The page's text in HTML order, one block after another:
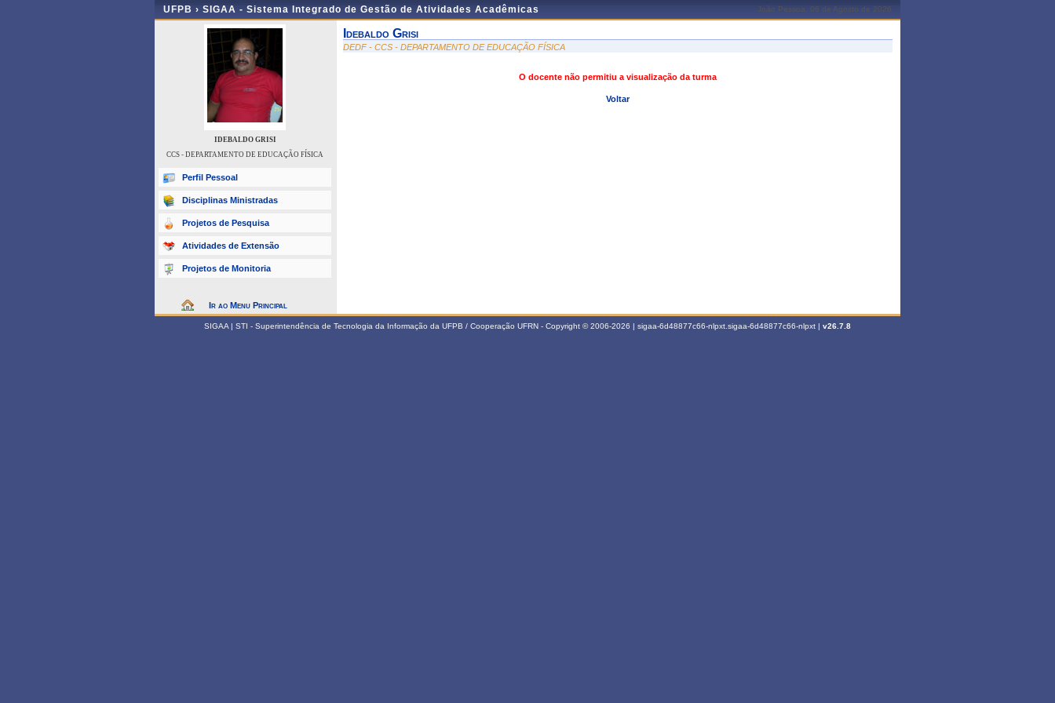
UFPB › SIGAA - Sistema Integrado de Gestão de Atividades Acadêmicas João Pessoa, 06 de Agosto de 2026
IDEBALDO GRISI
CCS - DEPARTAMENTO DE EDUCAÇÃO FÍSICA
Perfil Pessoal
Disciplinas Ministradas
Projetos de Pesquisa
Atividades de Extensão
Projetos de Monitoria
Ir ao Menu Principal
Idebaldo Grisi
DEDF - CCS - DEPARTAMENTO DE EDUCAÇÃO FÍSICA
O docente não permitiu a visualização da turma
Voltar
SIGAA | STI - Superintendência de Tecnologia da Informação da UFPB / Cooperação UFRN - Copyright © 2006-2026 | sigaa-6d48877c66-nlpxt.sigaa-6d48877c66-nlpxt | v26.7.8